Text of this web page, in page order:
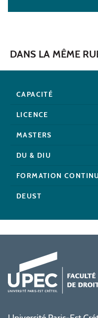
DANS LA MÊME
CAPACITÉ
LICENCE
MASTERS
DU & DIU
FORMATION
DEUST